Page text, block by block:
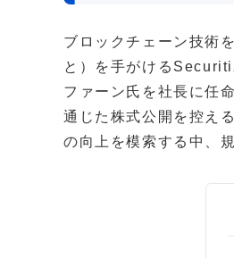
ブロックチェーン技術
と）を手がける
ファーン氏を社長に任
通じた株式公開を控え
の向上を模索する中、